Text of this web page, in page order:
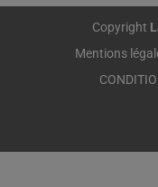
Copyright
Mentions